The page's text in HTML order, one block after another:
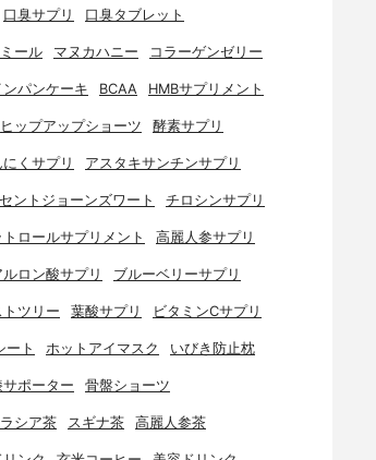
口臭サプリ 口臭タブレット
ール マヌカハニー コラーゲンゼリー
パンケーキ BCAA HMBサプリメント
ヒップアップショーツ 酵素サプリ
にくサプリ アスタキサンチンサプリ
セントジョーンズワート チロシンサプリ
トロールサプリメント 高麗人参サプリ
ルロン酸サプリ ブルーベリーサプリ
ツリー 葉酸サプリ ビタミンCサプリ
ート ホットアイマスク いびき防止枕
サポーター 骨盤ショーツ
シア茶 スギナ茶 高麗人参茶